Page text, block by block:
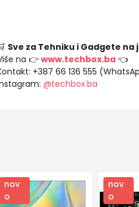
Sve za Tehniku i Gadgete
na 👉www.techbox.ba👈
+387 66 136 555
@techbox.ba
nov
o
nov
o